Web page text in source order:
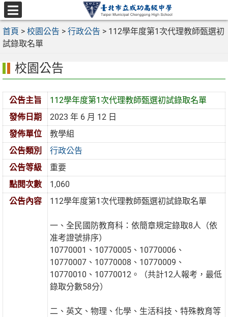
跳
至
主
要
區
選
單
首頁 > 校園公告 > 行政公告 > 112學年度第1次代理教師甄選初
試錄取名單
校園公告
公告主旨
112學年度第1次代理教師甄選初試錄取名單
發佈日期
2023 年 6 月 12 日
發佈單位
教學組
公告類別
行政公告
公告等級
重要
點閱次數
1,060
公告內容
112學年度第1次代理教師甄選初試錄取名單
一、全民國防教育科：依簡章規定錄取8人（依
准考證號排序）
10770001、10770005、10770006、
10770007、10770008、10770009、
10770010、10770012。（共計12人報考，最低
錄取分數58分）
二、英文、物理、化學、生活科技、特殊教育等